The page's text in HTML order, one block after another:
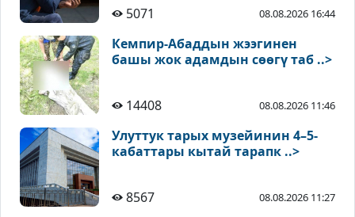
5071 08.08.2026 16:44
Кемпир-Абаддын жээгинен
башы жок адамдын сөөгү таб ..>
14408 08.08.2026 11:46
Улуттук тарых музейинин 4–5-
кабаттары кытай тарапк ..>
8567 08.08.2026 11:27